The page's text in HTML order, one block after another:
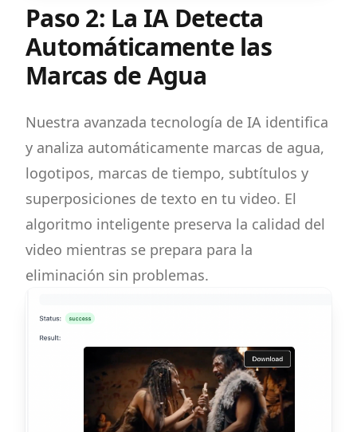
Paso 2: La IA Detecta
Automáticamente las
Marcas de Agua
Nuestra avanzada tecnología de IA identifica
y analiza automáticamente marcas de agua,
logotipos, marcas de tiempo, subtítulos y
superposiciones de texto en tu video. El
algoritmo inteligente preserva la calidad del
video mientras se prepara para la
eliminación sin problemas.